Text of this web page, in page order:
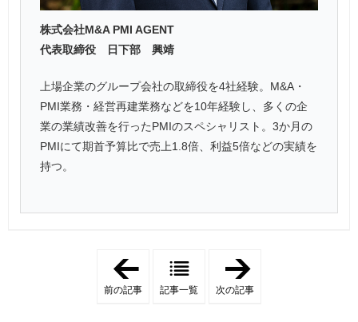
株式会社M&A PMI AGENT
代表取締役 日下部 興靖
上場企業のグループ会社の取締役を4社経験。M&A・
PMI業務・経営再建業務などを10年経験し、多くの企
業の業績改善を行ったPMIのスペシャリスト。3か月の
PMIにて期首予算比で売上1.8倍、利益5倍などの実績を
持つ。
前の記事 記事一覧 次の記事